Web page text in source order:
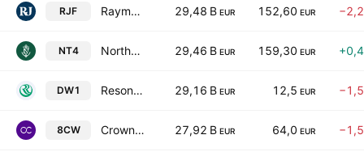
RJF Raymond James Financial, Inc. 29,48 B EUR 152,60 EUR
NT4 Northern Trust Corporation 29,46 B EUR 159,30 EUR
DW1 Resona Holdings, Inc. 29,16 B EUR 12,5 EUR
8CW Crown Castle Inc. 27,92 B EUR 64,0 EUR